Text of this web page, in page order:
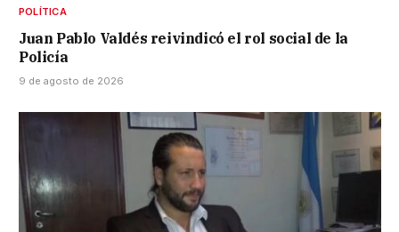
POLÍTICA
Juan Pablo Valdés reivindicó el rol social de la
Policía
9 de agosto de 2026